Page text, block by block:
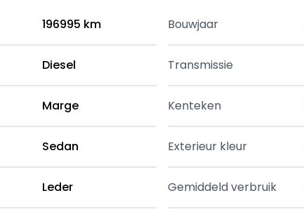
196995 km Bouwjaar
Diesel Transmissie
Marge Kenteken
Sedan Exterieur kleur
Leder Gemiddeld verbruik